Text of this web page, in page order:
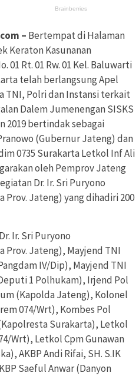
– Bertempat di Halaman
Keraton Kasunanan
01 Rt. 01 Rw. 01 Kel. Baluwarti
telah berlangsung Apel
TNI, Polri dan Instansi terkait
Dalem Jumenengan SISKS
2019 bertindak sebagai
(Gubernur Jateng) dan
0735 Surakarta Letkol Inf Ali
oleh Pemprov Jateng
Dr. Ir. Sri Puryono
Prov. Jateng) yang dihadiri 200
Ir. Sri Puryono
Prov. Jateng), Mayjend TNI
IV/Dip), Mayjend TNI
1 Polhukam), Irjend Pol
(Kapolda Jateng), Kolonel
074/Wrt), Kombes Pol
Surakarta), Letkol
Wrt), Letkol Cpm Gunawan
AKBP Andi Rifai, SH. S.IK
Saeful Anwar (Danyon